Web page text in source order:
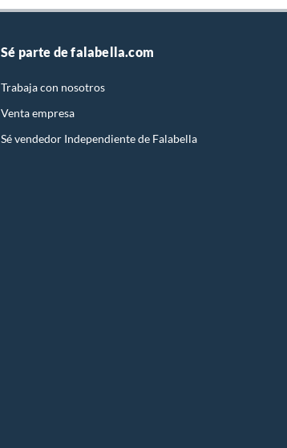
Sé parte de falabella.com
Trabaja con nosotros
Venta empresa
Sé vendedor Independiente de Falabella